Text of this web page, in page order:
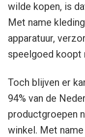
wilde kopen, is
Met name
apparatuur,
speelgoed koopt
Toch blijven er
94% van de
productgroepen
winkel. Met